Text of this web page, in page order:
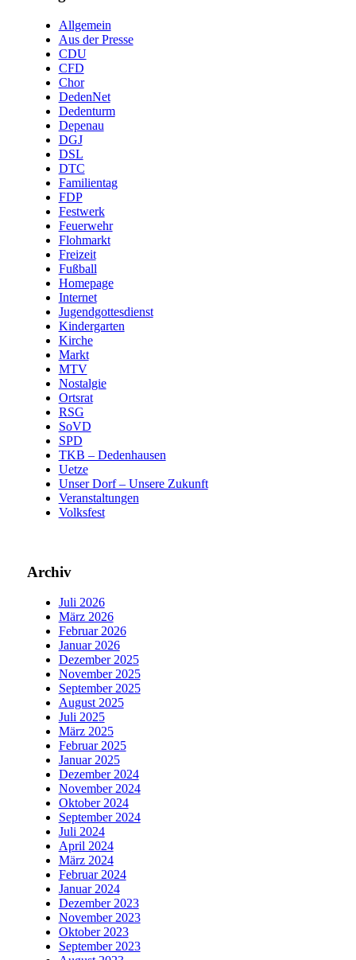
Allgemein
Aus der Presse
CDU
CFD
Chor
DedenNet
Dedenturm
Depenau
DGJ
DSL
DTC
Familientag
FDP
Festwerk
Feuerwehr
Flohmarkt
Freizeit
Fußball
Homepage
Internet
Jugendgottesdienst
Kindergarten
Kirche
Markt
MTV
Nostalgie
Ortsrat
RSG
SoVD
SPD
TKB – Dedenhausen
Uetze
Unser Dorf – Unsere Zukunft
Veranstaltungen
Volksfest
Archiv
Juli 2026
März 2026
Februar 2026
Januar 2026
Dezember 2025
November 2025
September 2025
August 2025
Juli 2025
März 2025
Februar 2025
Januar 2025
Dezember 2024
November 2024
Oktober 2024
September 2024
Juli 2024
April 2024
März 2024
Februar 2024
Januar 2024
Dezember 2023
November 2023
Oktober 2023
September 2023